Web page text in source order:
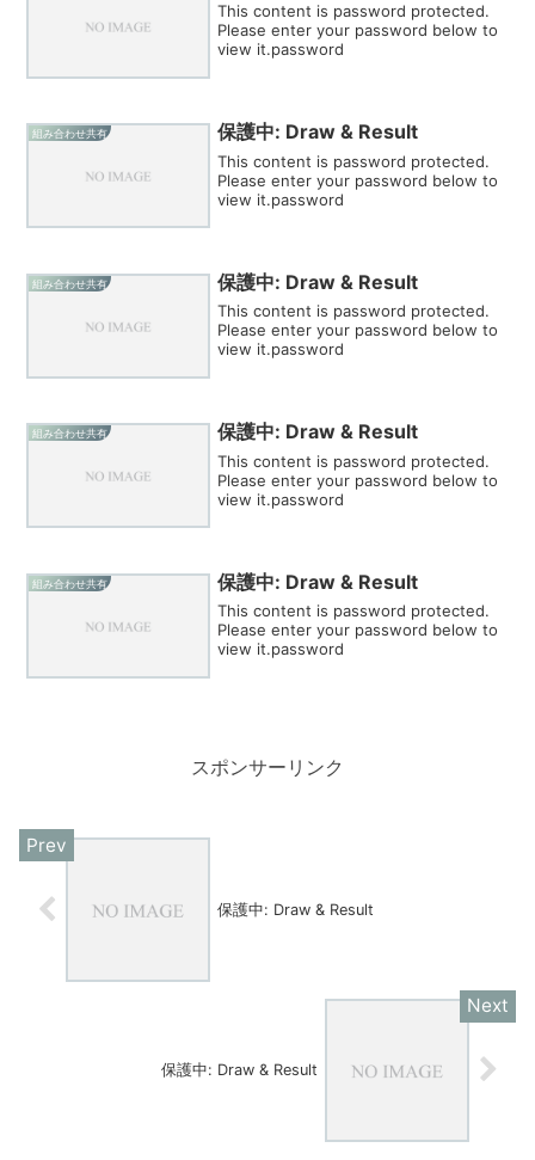
This content is password protected.
Please enter your password below to
view it.password
組み合わせ共有 保護中: Draw & Result
This content is password protected.
Please enter your password below to
view it.password
組み合わせ共有 保護中: Draw & Result
This content is password protected.
Please enter your password below to
view it.password
組み合わせ共有 保護中: Draw & Result
This content is password protected.
Please enter your password below to
view it.password
組み合わせ共有 保護中: Draw & Result
This content is password protected.
Please enter your password below to
view it.password
スポンサーリンク
保護中: Draw & Result
保護中: Draw & Result